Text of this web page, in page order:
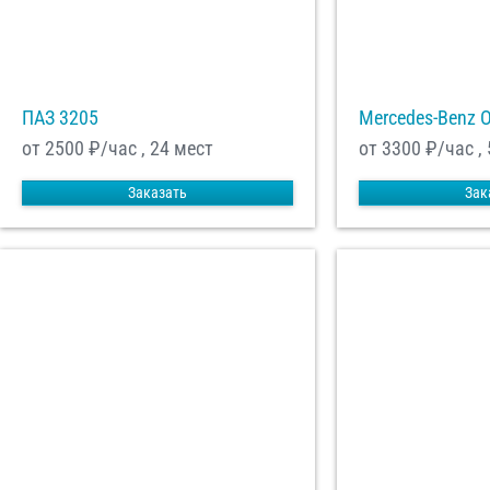
ПАЗ 3205
от 2500 ₽/час , 24 мест
Заказать
Mercedes-Benz
от 3300 ₽/час ,